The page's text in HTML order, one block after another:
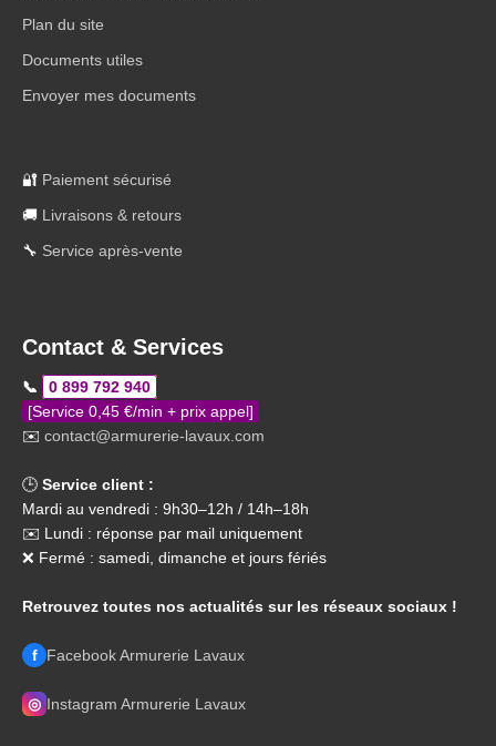
Plan du site
Documents utiles
Envoyer mes documents
🔐 Paiement sécurisé
🚚 Livraisons & retours
🔧 Service après-vente
Contact & Services
📞
0 899 792 940
[Service 0,45 €/min + prix appel]
✉️ contact@armurerie-lavaux.com
🕒 Service client :
Mardi au vendredi : 9h30–12h / 14h–18h
✉️ Lundi : réponse par mail uniquement
❌ Fermé : samedi, dimanche et jours fériés
Retrouvez toutes nos actualités sur les réseaux sociaux !
f Facebook Armurerie Lavaux
◎ Instagram Armurerie Lavaux